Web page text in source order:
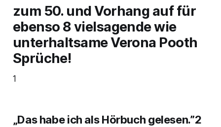
zum 50. und Vorhang auf für
ebenso 8 vielsagende wie
unterhaltsame Verona Pooth
Sprüche!
1
„Das habe ich als Hörbuch gelesen.”2